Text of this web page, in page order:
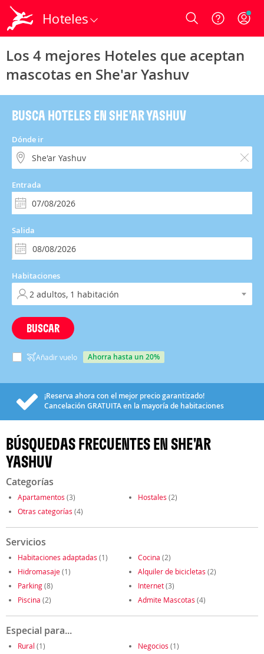
Hoteles Login
Los 4 mejores Hoteles que aceptan
mascotas en She'ar Yashuv
BUSCA HOTELES EN SHE'AR YASHUV
Dónde ir
Entrada
Salida
Habitaciones
BUSCAR
Añadir vuelo ahorra hasta un 20%
¡Reserva ahora con el mejor precio garantizado!
Cancelación GRATUITAen la mayoría de habitaciones
BÚSQUEDAS FRECUENTES EN SHE'AR
YASHUV
Categorías
Apartamentos (3) Hostales (2)
Otras categorías (4)
Servicios
Habitaciones adaptadas (1) Cocina (2)
Hidromasaje(1) Alquiler de bicicletas (2)
Parking(8) Internet(3)
Piscina (2) Admite Mascotas (4)
Especial para...
Rural (1) Negocios (1)